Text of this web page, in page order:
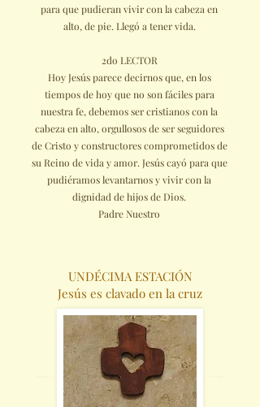
para que pudieran vivir con la cabeza en
alto, de pie. Llegó a tener vida.
2do LECTOR
Hoy Jesús parece decirnos que, en los
tiempos de hoy que no son fáciles para
nuestra fe, debemos ser cristianos con la
cabeza en alto, orgullosos de ser seguidores
de Cristo y constructores comprometidos de
su Reino de vida y amor. Jesús cayó para que
pudiéramos levantarnos y vivir con la
dignidad de hijos de Dios.
Padre Nuestro
UNDÉCIMA ESTACIÓN
Jesús es clavado en la cruz